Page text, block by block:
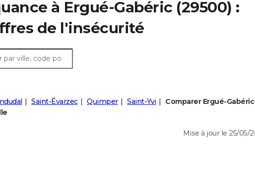
à Ergué-Gabéric (29500) :
de l'insécurité
Saint-Évarzec Quimper Saint-Yvi
Comparer Ergué-Gabéric
Mise à jour le 25/05/